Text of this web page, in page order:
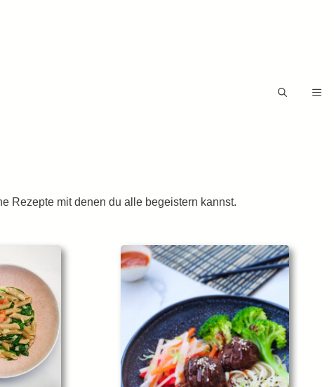
Rezepte mit denen du alle begeistern kannst.